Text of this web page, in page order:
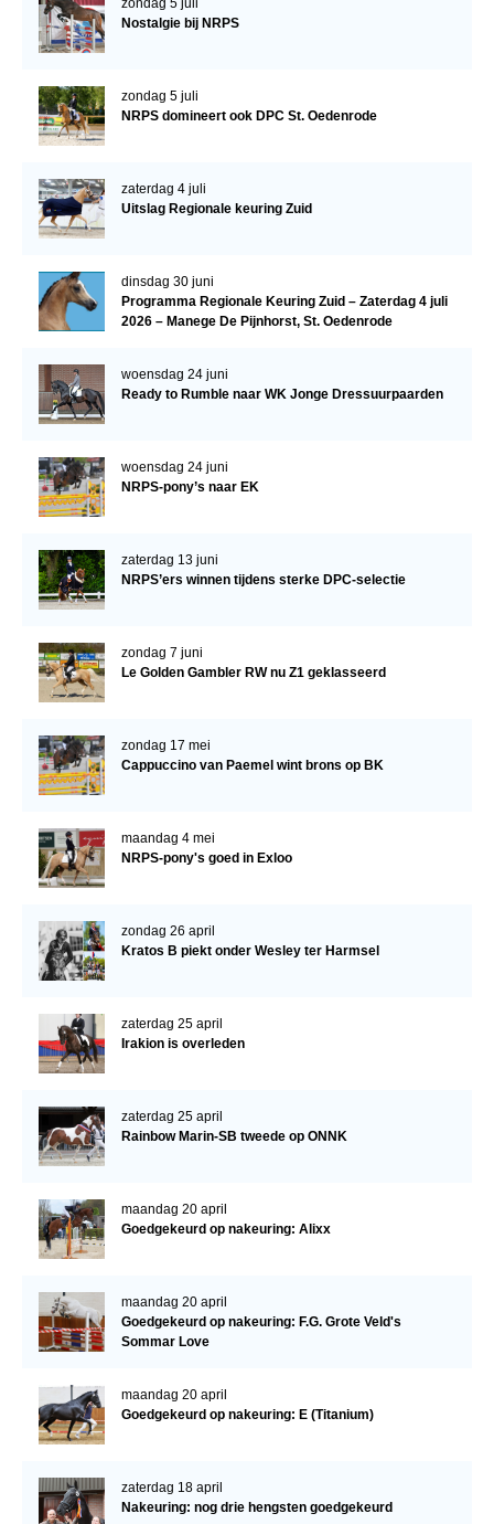
Onze fokkerij
Fokprogramma's en registratie
Veulen registratie
NRPS-Boegbeeld
Cornage
Röntgenonderzoek
WBSFH
Dekhengsten
HENGSTEN ONLINE
Informatie Hengstenkeuring
Verrichtingsonderzoek NRPS
Verrichtingsonderzoek 2023-2024
Verrichtingsonderzoek 2021-2022
Sport
Inloggen
CONTACT
REGIO'S
Regio Noord
Regio Midden
Regio West
Bestuur Regio West
Regio Zuid
Bestuur Regio Zuid
KALENDER
zondag 5 juli
Nostalgie bij NRPS
zondag 5 juli
NRPS domineert ook DPC St. Oedenrode
zaterdag 4 juli
Uitslag Regionale keuring Zuid
dinsdag 30 juni
Programma Regionale Keuring Zuid – Zaterdag 4 juli
2026 – Manege De Pijnhorst, St. Oedenrode
woensdag 24 juni
Ready to Rumble naar WK Jonge Dressuurpaarden
woensdag 24 juni
NRPS-pony’s naar EK
zaterdag 13 juni
NRPS’ers winnen tijdens sterke DPC-selectie
zondag 7 juni
Le Golden Gambler RW nu Z1 geklasseerd
zondag 17 mei
Cappuccino van Paemel wint brons op BK
maandag 4 mei
NRPS-pony's goed in Exloo
zondag 26 april
Kratos B piekt onder Wesley ter Harmsel
zaterdag 25 april
Irakion is overleden
zaterdag 25 april
Rainbow Marin-SB tweede op ONNK
maandag 20 april
Goedgekeurd op nakeuring: Alixx
maandag 20 april
Goedgekeurd op nakeuring: F.G. Grote Veld's
Sommar Love
maandag 20 april
Goedgekeurd op nakeuring: E (Titanium)
zaterdag 18 april
Nakeuring: nog drie hengsten goedgekeurd